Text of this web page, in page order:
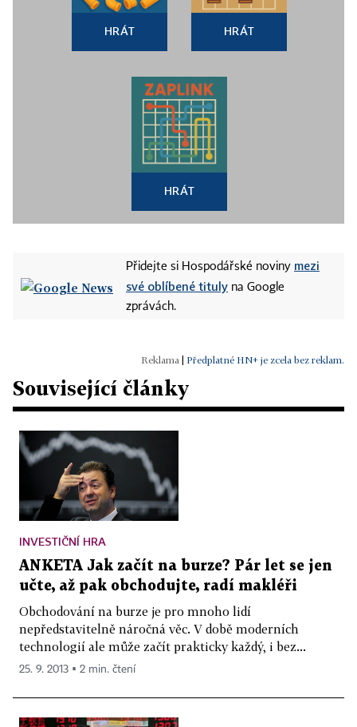
HRÁT HRÁT
HRÁT
Přidejte si Hospodářské noviny mezi
své oblíbené tituly na Google
zprávách.
Předplatné HN+ je zcela bez reklam.
Související články
INVESTIČNÍ HRA
ANKETA Jak začít na burze? Pár let se jen
učte, až pak obchodujte, radí makléři
Obchodování na burze je pro mnoho lidí
nepředstavitelně náročná věc. V době moderních
technologií ale může začít prakticky každý, i bez...
25. 9. 2013 ▪ 2 min. čtení